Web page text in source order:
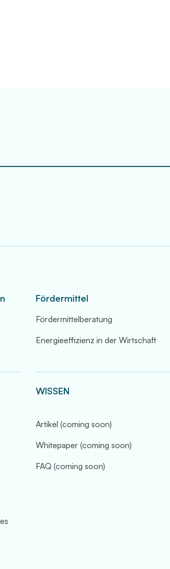
Fördermittel
Fördermittelberatung
Energieeffizienz in der Wirtschaft
WISSEN
Artikel (coming soon)
Whitepaper (coming soon)
FAQ (coming soon)